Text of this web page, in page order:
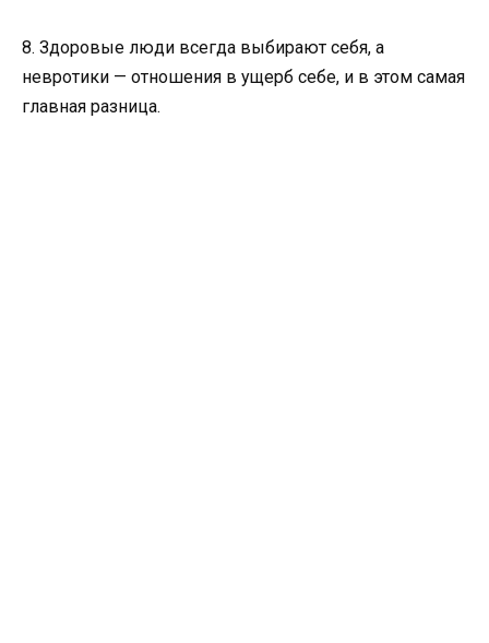
8. Здоровые люди всегда выбирают себя, а
невротики — отношения в ущерб себе, и в этом самая
главная разница.